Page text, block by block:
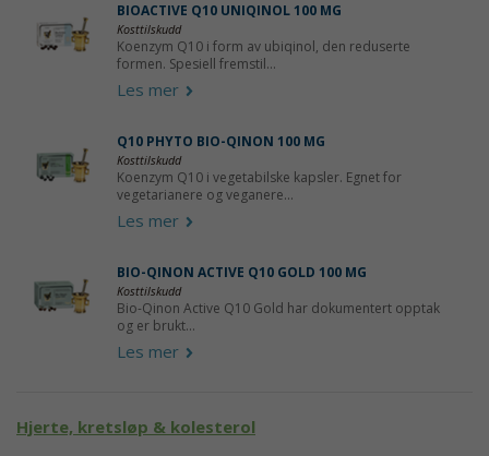
BIOACTIVE Q10 UNIQINOL 100 MG
Kosttilskudd
Koenzym Q10 i form av ubiqinol, den reduserte
formen. Spesiell fremstil...
Les mer
Q10 PHYTO BIO-QINON 100 MG
Kosttilskudd
Koenzym Q10 i vegetabilske kapsler. Egnet for
vegetarianere og veganere...
Les mer
BIO-QINON ACTIVE Q10 GOLD 100 MG
Kosttilskudd
Bio-Qinon Active Q10 Gold har dokumentert opptak
og er brukt...
Les mer
Hjerte, kretsløp & kolesterol